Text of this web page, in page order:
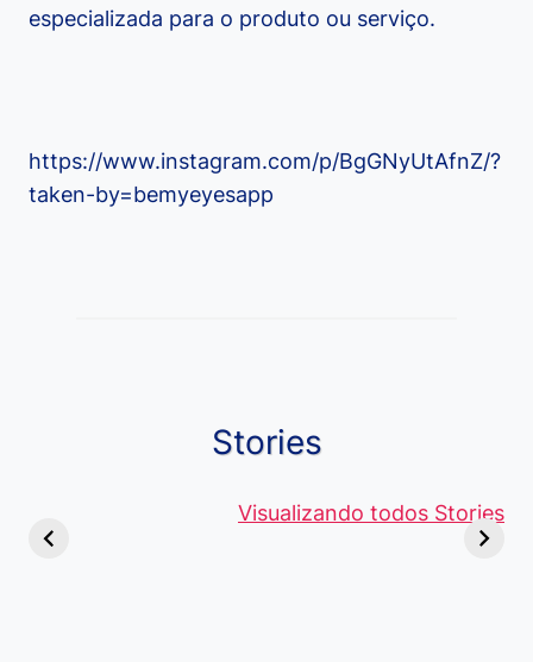
especializada para o produto ou serviço.
https://www.instagram.com/p/BgGNyUtAfnZ/?
taken-by=bemyeyesapp
Stories
Visualizando todos Stories
Diferença e
de 5 Centavos
Curso de
Pacote